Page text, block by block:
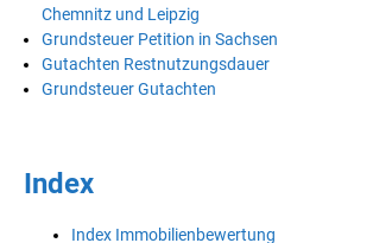
Chemnitz und Leipzig
Grundsteuer Petition in Sachsen
Gutachten Restnutzungsdauer
Grundsteuer Gutachten
Index
Index Immobilienbewertung